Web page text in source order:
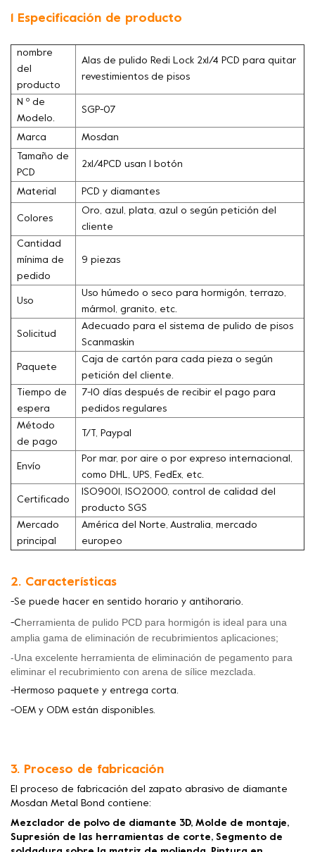
1 Especificación de producto
nombre
del
producto
Alas de pulido Redi Lock 2x1/4 PCD para quitar
revestimientos de pisos
N º de
Modelo.
SGP-07
Marca Mosdan
Tamaño de
PCD
2x1/4PCD usan 1 botón
Material PCD y diamantes
Colores
Oro, azul, plata, azul o según petición del
cliente
Cantidad
mínima de
pedido
9 piezas
Uso
Uso húmedo o seco para hormigón, terrazo,
mármol, granito, etc.
Solicitud
Adecuado para el sistema de pulido de pisos
Scanmaskin
Paquete
Caja de cartón para cada pieza o según
petición del cliente.
Tiempo de
espera
7-10 días después de recibir el pago para
pedidos regulares
Método
de pago
T/T, Paypal
Envío
Por mar, por aire o por expreso internacional,
como DHL, UPS, FedEx, etc.
Certificado
ISO9001, ISO2000, control de calidad del
producto SGS
Mercado
principal
América del Norte, Australia, mercado
europeo
2. Características
-Se puede hacer en sentido horario y antihorario.
-Cherramienta de pulido PCD para hormigón is ideal para una
amplia gama de eliminación de recubrimientos aplicaciones;
-Una excelente herramienta de eliminación de pegamento para
eliminar el recubrimiento con arena de sílice mezclada.
-Hermoso paquete y entrega corta.
-OEM y ODM están disponibles.
3. Proceso de fabricación
El proceso de fabricación del zapato abrasivo de diamante
Mosdan Metal Bond contiene:
Mezclador de polvo de diamante 3D, Molde de montaje,
Supresión de las herramientas de corte, Segmento de